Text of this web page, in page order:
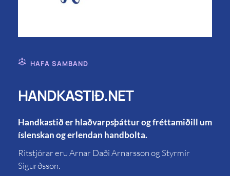
HAFA SAMBAND
HANDKASTIÐ.NET
Handkastið er hlaðvarpsþáttur og fréttamiðill um
íslenskan og erlendan handbolta.
Ritstjórar eru Arnar Daði Arnarsson og Styrmir
Sigurðsson.